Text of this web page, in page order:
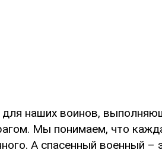
для наших воинов,
Мы понимаем, что
А спасенный военный –